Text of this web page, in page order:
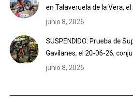
en Talaveruela de la Vera, el
junio 8, 2026
SUSPENDIDO: Prueba de
Gavilanes, el 20-06-26,
junio 8, 2026